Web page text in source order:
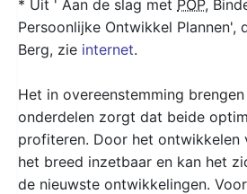
* Uit ' Aan de slag met POP,
Persoonlijke Ontwikkel Plannen',
Berg, zie internet.
Het in overeenstemming
onderdelen zorgt dat beide
profiteren. Door het ontwikkelen
het breed inzetbaar en kan het
de nieuwste ontwikkelingen.